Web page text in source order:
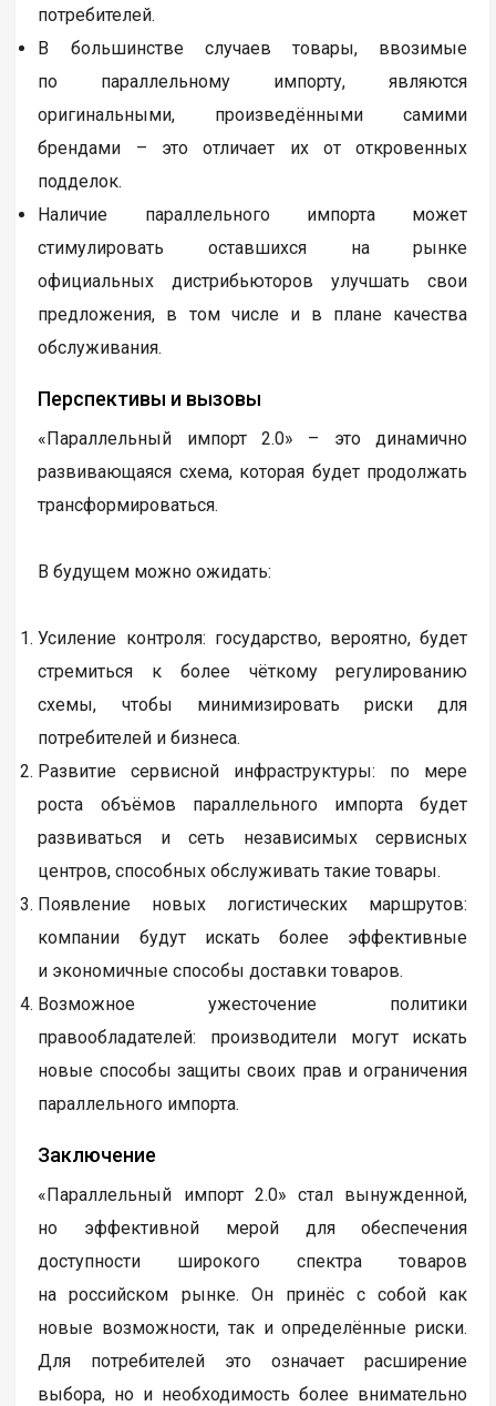
потребителей.
В большинстве случаев товары, ввозимые
по параллельному импорту, являются
оригинальными, произведёнными самими
брендами – это отличает их от откровенных
подделок.
Наличие параллельного импорта может
стимулировать оставшихся на рынке
официальных дистрибьюторов улучшать свои
предложения, в том числе и в плане качества
обслуживания.
Перспективы и вызовы
«Параллельный импорт 2.0» – это динамично
развивающаяся схема, которая будет продолжать
трансформироваться.
В будущем можно ожидать:
Усиление контроля: государство, вероятно, будет
стремиться к более чёткому регулированию
схемы, чтобы минимизировать риски для
потребителей и бизнеса.
Развитие сервисной инфраструктуры: по мере
роста объёмов параллельного импорта будет
развиваться и сеть независимых сервисных
центров, способных обслуживать такие товары.
Появление новых логистических маршрутов:
компании будут искать более эффективные
и экономичные способы доставки товаров.
Возможное ужесточение политики
правообладателей: производители могут искать
новые способы защиты своих прав и ограничения
параллельного импорта.
Заключение
«Параллельный импорт 2.0» стал вынужденной,
но эффективной мерой для обеспечения
доступности широкого спектра товаров
на российском рынке. Он принёс с собой как
новые возможности, так и определённые риски.
Для потребителей это означает расширение
выбора, но и необходимость более внимательно